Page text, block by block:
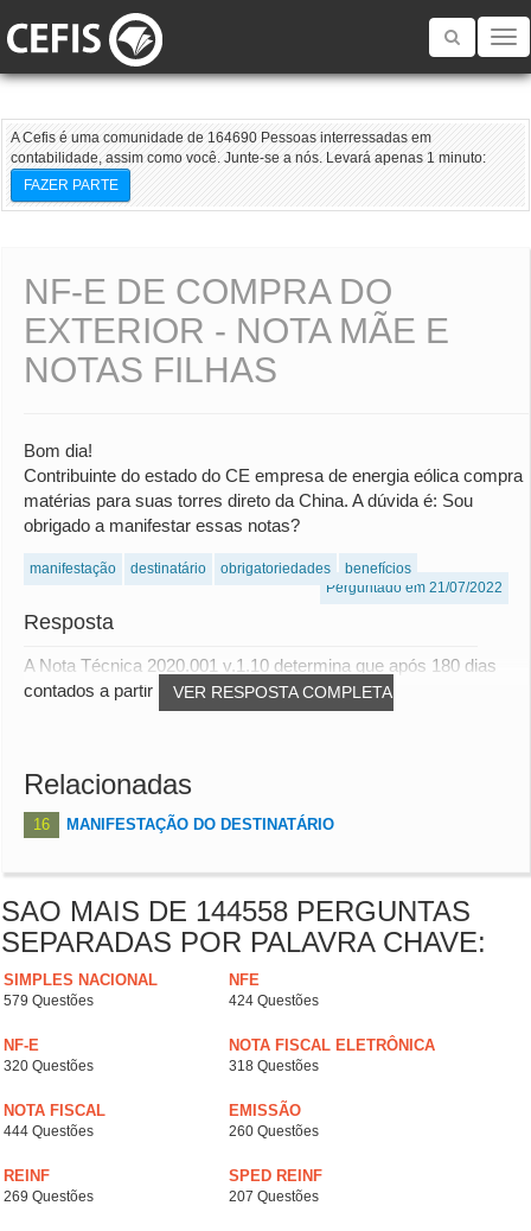
Toggle
A Cefis é uma comunidade de 164690 Pessoas interressadas em
contabilidade, assim como você. Junte-se a nós. Levará apenas 1 minuto:
FAZER PARTE
NF-E DE COMPRA DO
EXTERIOR - NOTA MÃE E
NOTAS FILHAS
Bom dia!
Contribuinte do estado do CE empresa de energia eólica compra
matérias para suas torres direto da China. A dúvida é: Sou
obrigado a manifestar essas notas?
manifestação destinatário obrigatoriedades
benefícios
Perguntado em 21/07/2022
Resposta
VER RESPOSTA COMPLETA
A Nota Técnica 2020.001 v.1.10 determina que após 180 dias
contados a partir da data de autorização...
Relacionadas
16 MANIFESTAÇÃO DO DESTINATÁRIO
SAO MAIS DE 144558 PERGUNTAS
SEPARADAS POR PALAVRA CHAVE:
SIMPLES NACIONAL
579 Questões
NFE
424 Questões
NF-E
320 Questões
NOTA FISCAL ELETRÔNICA
318 Questões
NOTA FISCAL
444 Questões
EMISSÃO
260 Questões
REINF
269 Questões
SPED REINF
207 Questões